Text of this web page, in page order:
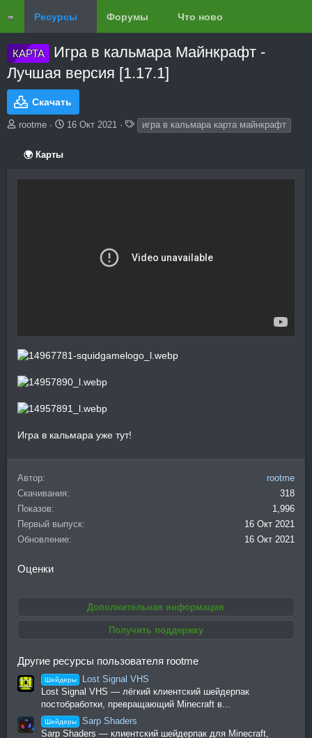
Ресурсы Форумы Что нового?
КАРТА
Игра в кальмара Майнкрафт -
Лучшая версия [1.17.1]
Скачать
А
rootme
Д
16 Окт 2021
е
игра в кальмара карта майнкрафт
🌍 Карты
Игра в кальмара уже тут!
Автор
rootme
Скачивания
318
Показов
1,996
Первый выпуск
16 Окт 2021
Обновление
16 Окт 2021
Оценки
Дополнительная информация
Получить поддержку
Другие ресурсы пользователя rootme
Шейдеры
Lost Signal VHS
Lost Signal VHS — лёгкий клиентский шейдерпак
постобработки, превращающий Minecraft в...
Шейдеры
Sarp Shaders
Sarp Shaders — клиентский шейдерпак для Minecraft,